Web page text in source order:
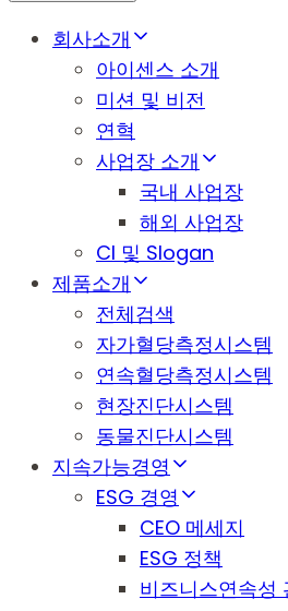
회사소개
아이센스 소개
미션 및 비전
연혁
사업장 소개
국내 사업장
해외 사업장
CI 및 Slogan
제품소개
전체검색
자가혈당측정시스템
연속혈당측정시스템
현장진단시스템
동물진단시스템
지속가능경영
ESG 경영
CEO 메세지
ESG 정책
비즈니스연속성